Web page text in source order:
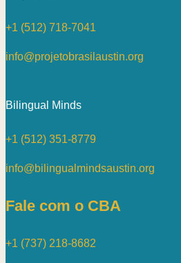
+1 (512) 718-7041
info@projetobrasilaustin.org
Bilingual Minds
+1 (512) 351-8779
info@bilingualmindsaustin.org
Fale com o CBA
+1 (737) 218-8682